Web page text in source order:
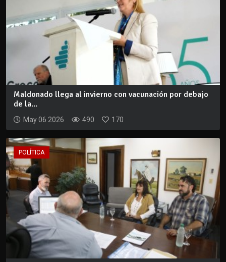
Maldonado llega al invierno con vacunación por debajo
de la...
May 06 2026 490 170
POLÍTICA